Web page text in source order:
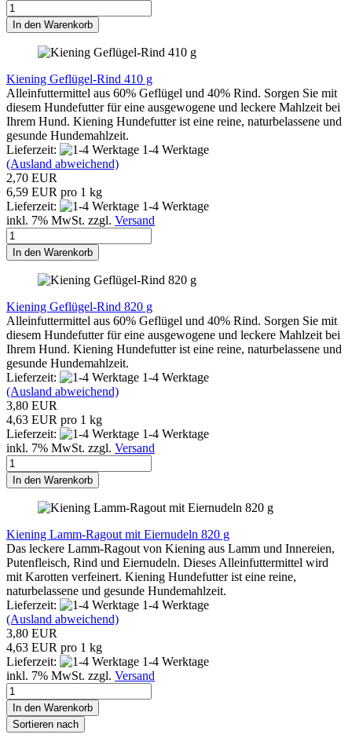
In den Warenkorb
Kiening Geflügel-Rind 410 g
Alleinfuttermittel aus 60% Geflügel und 40% Rind. Sorgen Sie mit
diesem Hundefutter für eine ausgewogene und leckere Mahlzeit bei
Ihrem Hund. Kiening Hundefutter ist eine reine, naturbelassene und
gesunde Hundemahlzeit.
Lieferzeit:
1-4 Werktage
(Ausland abweichend)
2,70 EUR
6,59 EUR pro 1 kg
Lieferzeit:
1-4 Werktage
inkl. 7% MwSt. zzgl. Versand
In den Warenkorb
Kiening Geflügel-Rind 820 g
Alleinfuttermittel aus 60% Geflügel und 40% Rind. Sorgen Sie mit
diesem Hundefutter für eine ausgewogene und leckere Mahlzeit bei
Ihrem Hund. Kiening Hundefutter ist eine reine, naturbelassene und
gesunde Hundemahlzeit.
Lieferzeit:
1-4 Werktage
(Ausland abweichend)
3,80 EUR
4,63 EUR pro 1 kg
Lieferzeit:
1-4 Werktage
inkl. 7% MwSt. zzgl. Versand
In den Warenkorb
Kiening Lamm-Ragout mit Eiernudeln 820 g
Das leckere Lamm-Ragout von Kiening aus Lamm und Innereien,
Putenfleisch, Rind und Eiernudeln. Dieses Alleinfuttermittel wird
mit Karotten verfeinert. Kiening Hundefutter ist eine reine,
naturbelassene und gesunde Hundemahlzeit.
Lieferzeit:
1-4 Werktage
(Ausland abweichend)
3,80 EUR
4,63 EUR pro 1 kg
Lieferzeit:
1-4 Werktage
inkl. 7% MwSt. zzgl. Versand
In den Warenkorb
Sortieren nach